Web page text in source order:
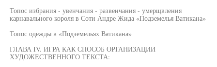
Топос избрания - увенчания - развенчания - умерщвления
карнавального короля в Соти Андре Жида «Подземелья Ватикана»
Топос одежды в «Подземельях Ватикана»
ГЛАВА IV. ИГРА КАК СПОСОБ ОРГАНИЗАЦИИ
ХУДОЖЕСТВЕННОГО ТЕКСТА: